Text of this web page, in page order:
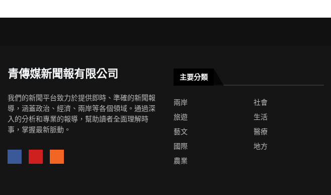
青傳媒新聞報有限公司
我們的新聞平台致力於提供即時、準確的新聞報
導，涵蓋政治、經濟、兩岸等各個領域。通過深
入的分析和專業的報導，幫助讀者全面理解時
事，掌握最新脈動。
主要分類
兩岸
社會
旅遊
生活
藝文
醫療
國際
地方
農業